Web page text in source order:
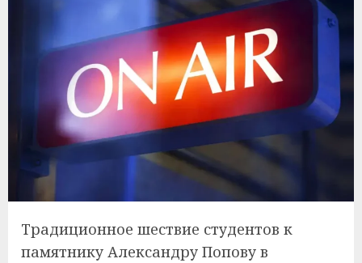
Традиционное шествие студентов к
памятнику Александру Попову в